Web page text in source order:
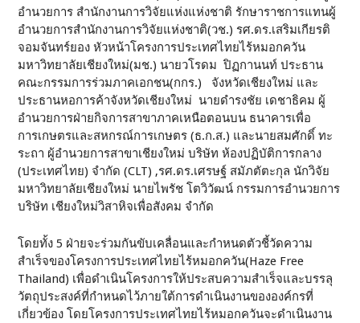
อำนวยการ สำนักงานการวิจัยแห่งแห่งชาติ รักษาราชการแทนผู้
อำนวยการสำนักงานการวิจัยแห่งชาติ(วช.) รศ.ดร.เสริมเกียรติ
จอมจันทร์ยอง หัวหน้าโครงการประเทศไทยไร้หมอกควัน
มหาวิทยาลัยเชียงใหม่(มช.) นายวโรดม ปิฏกานนท์ ประธาน
คณะกรรมการร่วมภาคเอกชน(กกร.) จังหวัดเชียงใหม่ และ
ประธานหอการค้าจังหวัดเชียงใหม่ นายดำรงชัย เดชาธิคม ผู้
อำนวยการฝ่ายกิจการสาขาภาคเหนือตอนบน ธนาคารเพื่อ
การเกษตรและสหกรณ์การเกษตร (ธ.ก.ส.) และนายสมศักดิ์ ทะ
ระถา ผู้อำนวยการสาขาเชียงใหม่ บริษัท ห้องปฏิบัติการกลาง
(ประเทศไทย) จำกัด (CLT) ,รศ.ดร.เศรษฐ์ สมัภตัตะกุล นักวิจัย
มหาวิทยาลัยเชียงใหม่ นายไพรัช โตวิวัฒน์ กรรมการอำนวยการ
บริษัท เชียงใหม่วิสาหิจเพื่อสังคม จำกัด
โดยทั้ง 5 ฝ่ายจะร่วมกันขับเคลื่อนและกำหนดตัวชี้วัดความ
สำเร็จของโครงการประเทศไทยไร้หมอกควัน(Haze Free
Thailand) เพื่อดำเนินโครงการให้ประสบความสำเร็จและบรรลุ
วัตถุประสงค์ที่กำหนดไว้ภายใต้การดำเนินงานขององค์กรที่
เกี่ยวข้อง โดยโครงการประเทศไทยไร้หมอกควันจะดำเนินงาน